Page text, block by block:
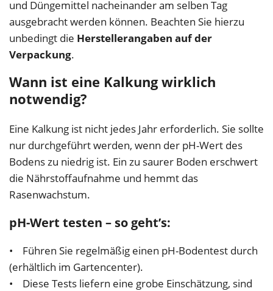
und Düngemittel nacheinander am selben Tag
ausgebracht werden können. Beachten Sie hierzu
unbedingt die Herstellerangaben auf der
Verpackung.
Wann ist eine Kalkung wirklich
notwendig?
Eine Kalkung ist nicht jedes Jahr erforderlich. Sie sollte
nur durchgeführt werden, wenn der pH-Wert des
Bodens zu niedrig ist. Ein zu saurer Boden erschwert
die Nährstoffaufnahme und hemmt das
Rasenwachstum.
pH-Wert testen – so geht’s:
• Führen Sie regelmäßig einen pH-Bodentest durch
(erhältlich im Gartencenter).
• Diese Tests liefern eine grobe Einschätzung, sind